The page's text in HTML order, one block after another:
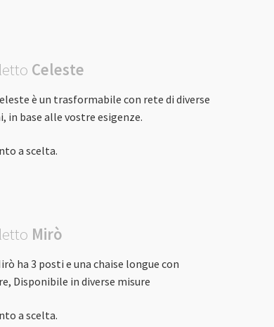
Celeste
è un trasformabile con rete di diverse
in base alle vostre esigenze.
a scelta.
Mirò
ha 3 posti e una chaise longue con
Disponibile in diverse misure
a scelta.